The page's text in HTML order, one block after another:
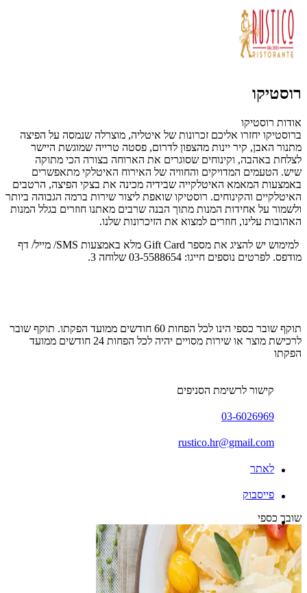
רוסטיקו
אודות רוסטיקו
ברוסטיקו יחזרו אליכם זכרונות של איטליה, מוצרלה שנמסה על הפיצה
מתנור האבן, קיר יינות מהצפון לדרום, פסטה טרייה שמוגשת היישר
לצלחת באהבה, וקינוחים שסוגרים את הארוחה בצורה הכי מתוקה
שיש. הטעמים המדויקים והחוויה של האירוח האיטלקי מתאפשרים
באמצעות המאמא האיטלקייה שבידיה מכינה את בצקי הפיצה, הרטבים
האיטלקיים והקינוחים. רוסטיקו שואפת ליצור שירות ברמה הגבוהה ביותר
ולשמור על אחידות המנות מתוך הבנה שרבים מאתנו חוזרים בגלל המנות
האהובות עלינו, חוזרים למצוא את הזיכרונות שלנו.
למימוש יש להציג את מספר Gift Card מלא באמצעות SMS/ מייל/ דף
מודפס. לפרטים נוספים חייגו: 03-5588654 שלוחה 3.
תוקף שובר כספי הינו לכל הפחות 60 חודשים ממועד הפקתו. תוקף שובר
לרכישת מוצר או שירות מסויים יהיה לכל הפחות 24 חודשים ממועד
הפקתו
קישור לרשימת הסניפים
03-6026969
rustico.hr@gmail.com
לאתר
פייסבוק
שובר כספי